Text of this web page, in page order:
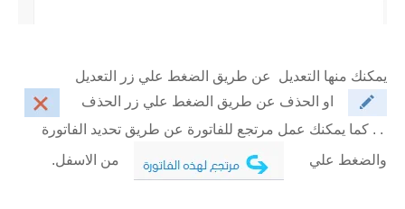
يمكنك منها التعديل عن طريق الضغط علي زر التعديل
او الحذف عن طريق الضغط علي زر الحذف
. . كما يمكنك عمل مرتجع للفاتورة عن طريق تحديد الفاتورة
والضغط علي
من الاسفل.